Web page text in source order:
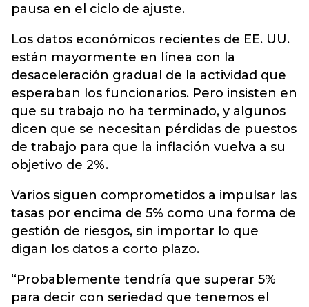
pausa en el ciclo de ajuste.
Los datos económicos recientes de EE. UU.
están mayormente en línea con la
desaceleración gradual de la actividad que
esperaban los funcionarios. Pero insisten en
que su trabajo no ha terminado, y algunos
dicen que se necesitan pérdidas de puestos
de trabajo para que la inflación vuelva a su
objetivo de 2%.
Varios siguen comprometidos a impulsar las
tasas por encima de 5% como una forma de
gestión de riesgos, sin importar lo que
digan los datos a corto plazo.
“Probablemente tendría que superar 5%
para decir con seriedad que tenemos el